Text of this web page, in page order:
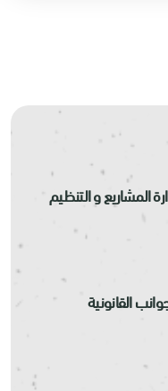
المشاريع و التنظيم
القانونية